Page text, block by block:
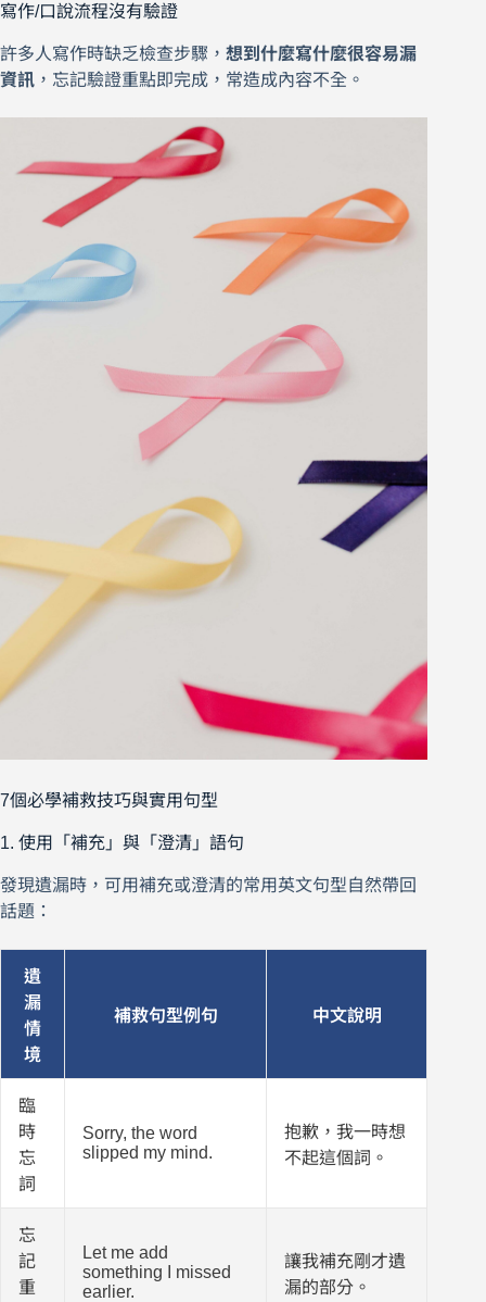
寫作/口說流程沒有驗證
許多人寫作時缺乏檢查步驟， 想到什麼寫什麼很容易漏
資訊 ，忘記驗證重點即完成，常造成內容不全。
7個必學補救技巧與實用句型
1. 使用「補充」與「澄清」語句
發現遺漏時，可用補充或澄清的常用英文句型自然帶回
話題：
遺
漏
情
境
補救句型例句 中文說明
臨
時
忘
詞
Sorry, the word
slipped my mind.
抱歉，我一時想
不起這個詞。
忘
記
重
Let me add
something I missed
earlier.
讓我補充剛才遺
漏的部分。